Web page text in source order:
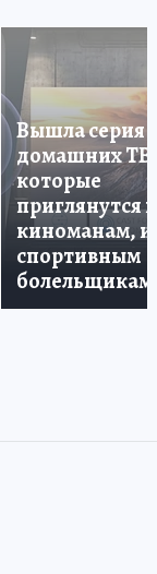
Вышла серия
домашних ТВ,
которые
приглянутся и
киноманам, и
спортивным
болельщикам